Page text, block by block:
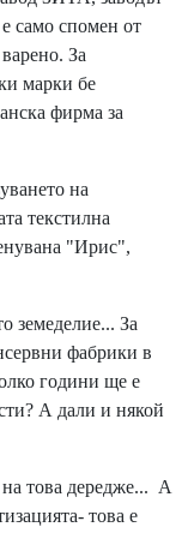
само спомен от
За
марки бе
фирма за
на
текстилна
"Ирис",
земеделие... За
фабрики в
години ще е
А дали и някой
това дередже... А
това е